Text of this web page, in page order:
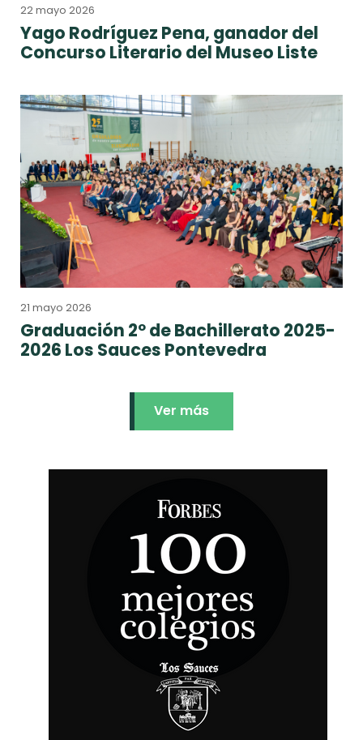
22 mayo 2026
Yago Rodríguez Pena, ganador del
Concurso Literario del Museo Liste
21 mayo 2026
Graduación 2º de Bachillerato 2025-
2026 Los Sauces Pontevedra
Ver más